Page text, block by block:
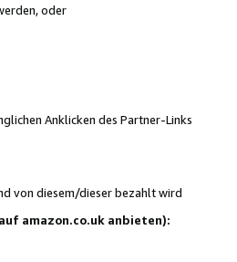
oder
Anklicken des Partner-Links
von diesem/dieser bezahlt wird
amazon.co.uk anbieten):